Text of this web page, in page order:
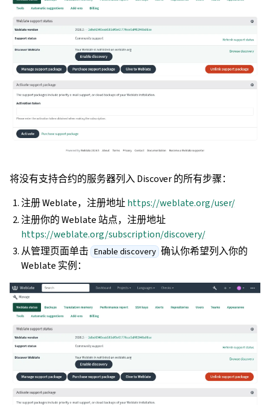
将没有支持合约的服务器列入 Discover 的所有步骤：
注册 Weblate，注册地址https://weblate.org/user/
注册你的 Weblate 站点，注册地址
https://weblate.org/subscription/discovery/
从管理页面单击 Enable discovery 确认你希望列入你的
Weblate 实例：